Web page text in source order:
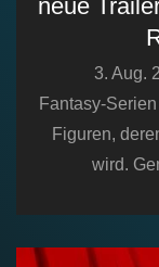
neue
3. Aug.
Fantasy-
Figuren,
wird.